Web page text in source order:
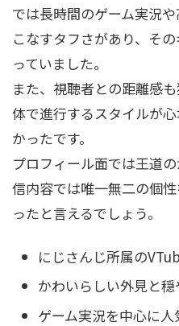
では長時間のゲーム実況
こなすタフさがあり、そ
っていました。
また、視聴者との距離感
体で進行するスタイルが
かったです。
プロフィール面では王道
信内容では唯一無二の個
ったと言えるでしょう。
にじさんじ所属の
かわいらしい外見と
ゲーム実況を中心に人